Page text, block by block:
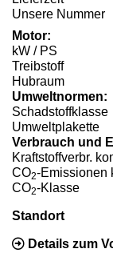
Unsere Nummer
Motor:
kW / PS
Treibstoff
Hubraum
Umweltnormen:
Schadstoffklasse
Umweltplakette
Verbrauch und
Kraftstoffverbr.
CO2-Emissionen
CO2-Klasse
Standort
Details zum